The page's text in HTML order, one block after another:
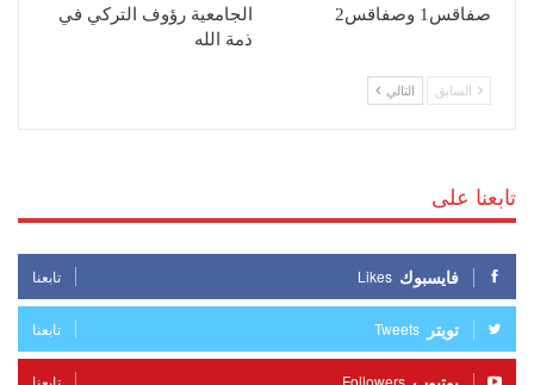
صفاقس1 وصفاقس2
الجامعية رؤوف التركي في
ذمة الله
السابق التالي
تابعنا على
فايسبوك Likes تابعنا
تويتر Tweets تابعنا